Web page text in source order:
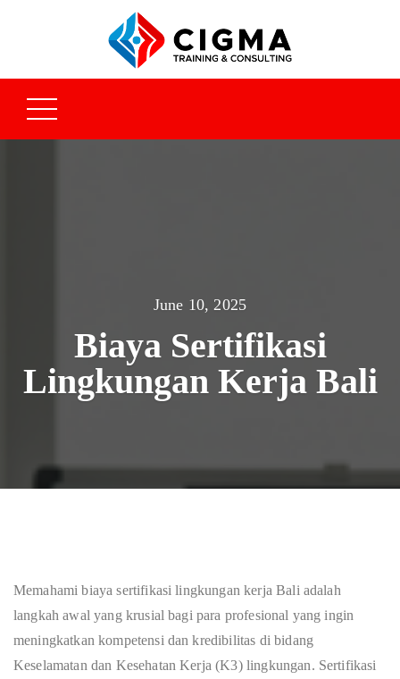
June 10, 2025
Biaya Sertifikasi
Lingkungan Kerja Bali
Memahami biaya sertifikasi lingkungan kerja Bali adalah
langkah awal yang krusial bagi para profesional yang ingin
meningkatkan kompetensi dan kredibilitas di bidang
Keselamatan dan Kesehatan Kerja (K3) lingkungan. Sertifikasi